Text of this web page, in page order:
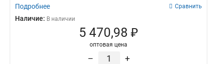
Подробнее Сравнить
Наличие: В наличии
5 470,98 ₽
оптовая цена
– +